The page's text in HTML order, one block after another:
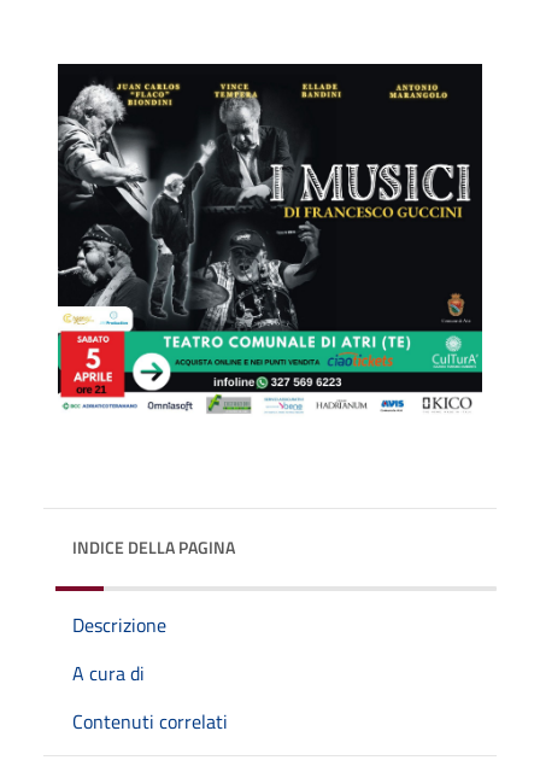
INDICE DELLA PAGINA
Descrizione
A cura di
Contenuti correlati